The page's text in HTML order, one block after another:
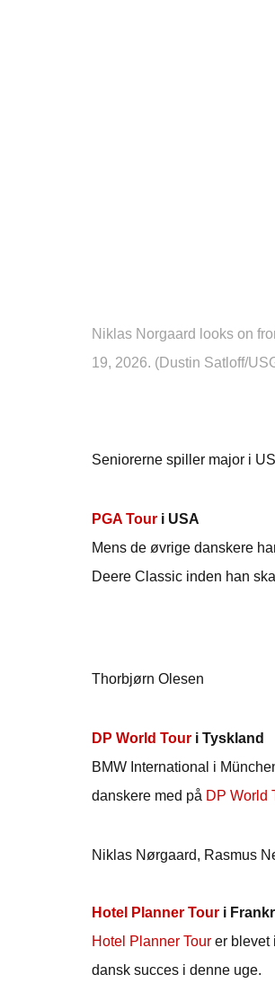
Niklas Norgaard looks on
19, 2026. (Dustin Satloff/
Seniorerne spiller major i
PGA Tour i USA
Mens de øvrige danskere
Deere Classic inden han
Thorbjørn Olesen
DP World Tour i Tyskland
BMW International i
danskere med på DP World
Niklas Nørgaard, Rasmus
Hotel Planner Tour i
Hotel Planner Tour er blevet
dansk succes i denne uge.